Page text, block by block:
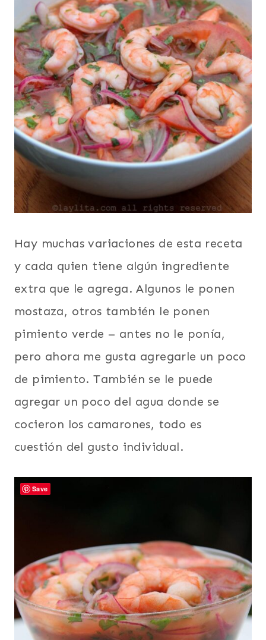
Hay muchas variaciones de esta receta
y cada quien tiene algún ingrediente
extra que le agrega. Algunos le ponen
mostaza, otros también le ponen
pimiento verde – antes no le ponía,
pero ahora me gusta agregarle un poco
de pimiento. También se le puede
agregar un poco del agua donde se
cocieron los camarones, todo es
cuestión del gusto individual.
Save